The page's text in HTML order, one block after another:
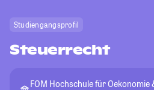
Studiengangsprofil
Steuerrecht
FOM Hochschule für